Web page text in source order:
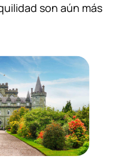
son aún más